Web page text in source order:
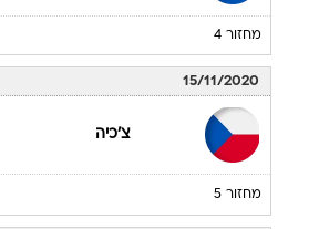
נבחרת ישראל
מחזור 3
14/10/2020
סקוטלנד